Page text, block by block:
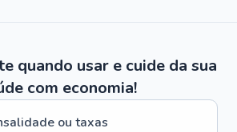
quando usar e cuide da sua
com economia!
ou taxas